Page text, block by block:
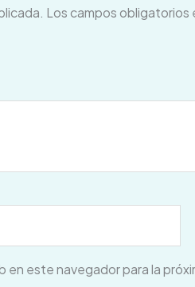
Los campos obligatorios
este navegador para la